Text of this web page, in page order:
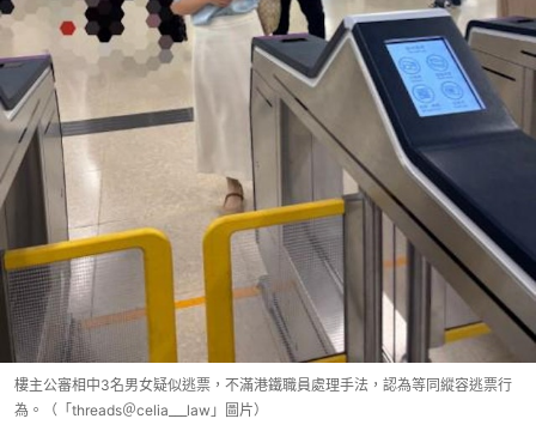
樓主公審相中3名男女疑似逃票，不滿港鐵職員處理手法，認為等同縱容逃票行
為。（「threads＠celia___law」圖片）